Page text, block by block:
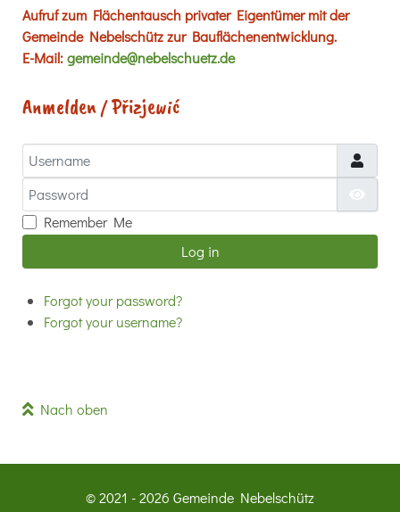
Aufruf zum Flächentausch privater Eigentümer mit der
Gemeinde Nebelschütz zur Bauflächenentwicklung.
E-Mail:gemeinde@nebelschuetz.de
Anmelden / Přizjewić
Username
Password
Remember Me
Log in
Forgot your password?
Forgot your username?
Nach oben
© 2021 - 2026 Gemeinde Nebelschütz